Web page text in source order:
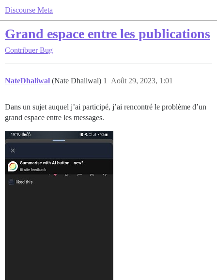
Discourse Meta
Grand espace entre les publications
Contribuer Bug
NateDhaliwal (Nate Dhaliwal) Août 29, 2023, 1:01
1
Dans un sujet auquel j’ai participé, j’ai rencontré le problème d’un
grand espace entre les messages.